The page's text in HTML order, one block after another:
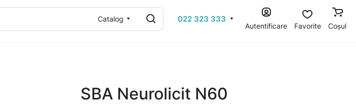
Catalog 022 323 333
Autentificare Favorite Coșul
SBA Neurolicit N60